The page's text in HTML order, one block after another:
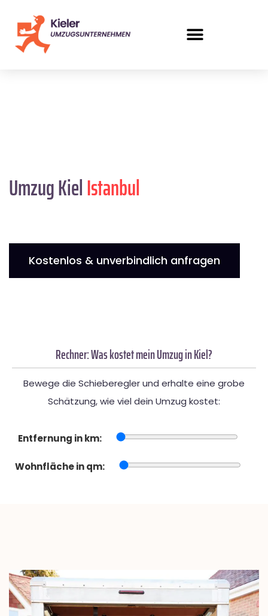
Umzug KielIstanbul
Kostenlos & unverbindlich anfragen
Rechner: Was kostet mein Umzug in Kiel?
Bewege die Schieberegler und erhalte eine grobe
Schätzung, wie viel dein Umzug kostet:
Entfernung in km:
Wohnfläche in qm: